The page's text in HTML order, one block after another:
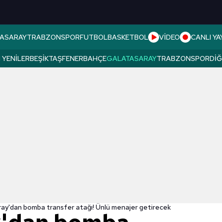
TRABZONSPORFUTBOLBASKETBOL VİDEO CANLI
YENILERBEŞIKTAŞFENERBAHÇEGALATASARAYTRABZONSPOR
bomba transfer atağı! Ünlü menajer getirecek